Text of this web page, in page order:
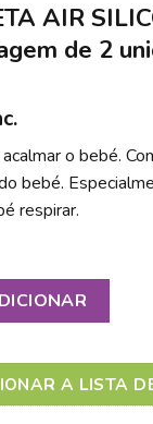
AIR
de 2
o bebé.
bebé.
respirar.
CHUPETA AIR
A LISTA